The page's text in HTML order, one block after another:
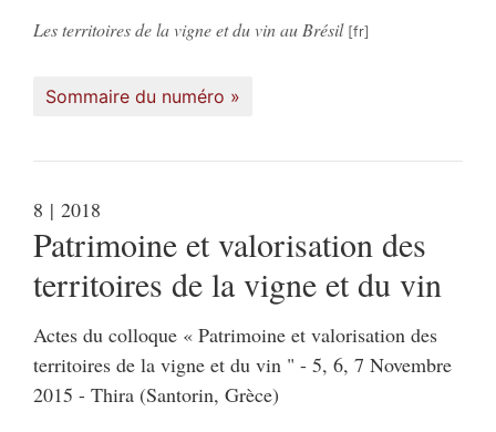
Les territoires de la vigne et du vin au Brésil
Sommaire du numéro
8 | 2018
Patrimoine et valorisation des
territoires de la vigne et du vin
Actes du colloque « Patrimoine et valorisation des
territoires de la vigne et du vin " - 5, 6, 7 Novembre
2015 - Thira (Santorin, Grèce)